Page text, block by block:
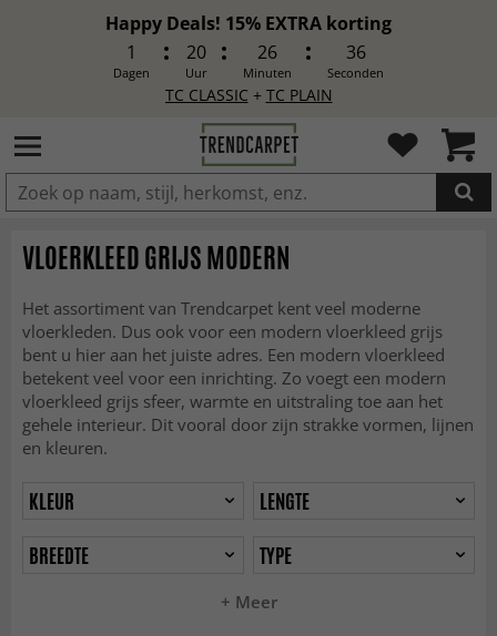
Happy Deals! 15% EXTRA korting
1
Dagen
20
Uur
26
Minuten
34
Seconden
TC CLASSIC + TC PLAIN
IN DE WINKELWAGEN GELEGD
VLOERKLEED GRIJS MODERN
Het assortiment van Trendcarpet kent veel moderne
vloerkleden. Dus ook voor een modern vloerkleed grijs
bent u hier aan het juiste adres. Een modern vloerkleed
betekent veel voor een inrichting. Zo voegt een modern
vloerkleed grijs sfeer, warmte en uitstraling toe aan het
gehele interieur. Dit vooral door zijn strakke vormen, lijnen
en kleuren.
+ Meer
KLEUR
LENGTE
BREEDTE
TYPE